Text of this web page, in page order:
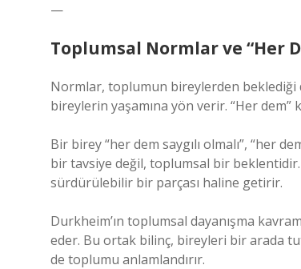
—
Toplumsal Normlar ve “Her
Normlar, toplumun bireylerden beklediği
bireylerin yaşamına yön verir. “Her dem”
Bir birey “her dem saygılı olmalı”, “her
bir tavsiye değil, toplumsal bir
sürdürülebilir bir parçası haline getirir.
Durkheim’ın toplumsal dayanışma
eder. Bu ortak bilinç, bireyleri bir arada
de toplumu anlamlandırır.